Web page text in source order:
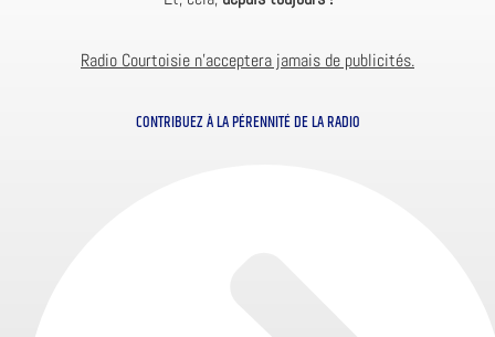
Radio Courtoisie n’acceptera jamais de publicités.
CONTRIBUEZ À LA PÉRENNITÉ DE LA RADIO